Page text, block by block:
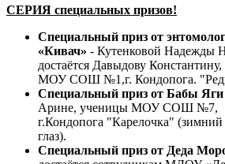
СЕРИЯ специальных призов!
Специальный приз от
«Кивач» - Кутенковой Надежды
достаётся Давыдову
МОУ СОШ №1,г. Кондопога.
Специальный приз от Бабы Яги
Арине, ученицы МОУ СОШ №7,
г.Кондопога "Карелочка"
глаз).
Специальный приз от Деда